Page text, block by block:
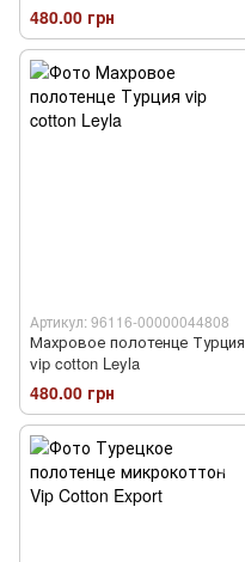
480.00 грн
Артикул: 96116-00000044808
Махровое полотенце Турция
vip cotton Leyla
480.00 грн